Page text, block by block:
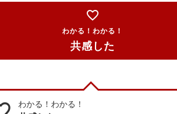
favorite_border
わかる！わかる！
共感した
わかる！わかる！